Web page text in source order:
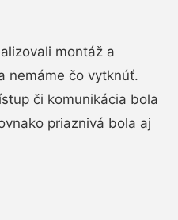
montáž a
nemáme čo vytknúť.
či komunikácia bola
priaznivá bola aj